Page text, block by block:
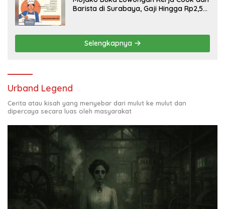
Barista di Surabaya, Gaji Hingga Rp2,5
Selengkapnya
Urband Legend
Cerita atau kisah yang menyebar dari mulut ke mulut dan
dipercaya secara luas oleh masyarakat